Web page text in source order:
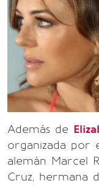
Además de
organizada por
alemán Marcel
Cruz, hermana